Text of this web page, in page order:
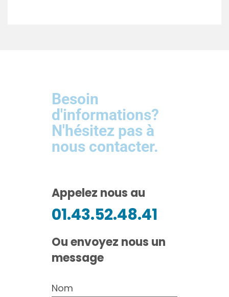
Besoin
d'informations?
N'hésitez pas à
nous contacter.
Appelez nous au
01.43.52.48.41
Ou envoyez nous un
message
Nom